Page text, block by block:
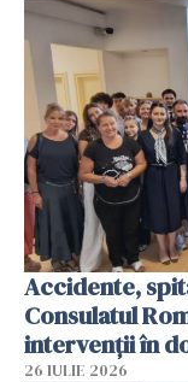
Accidente,
Consulatul
intervenții în
26 IULIE 2026